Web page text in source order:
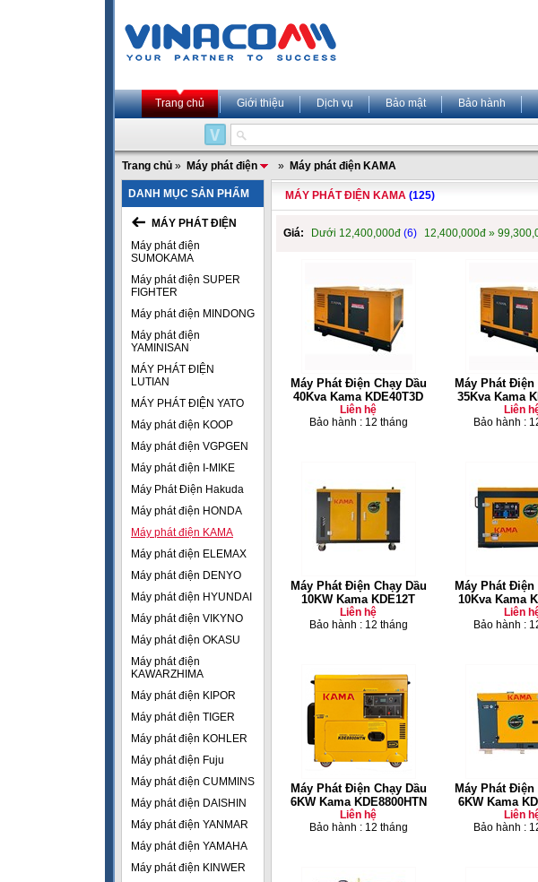
Trang chủ Giới thiệu Dịch vụ Bảo mật Bảo hành
Trang chủ » Máy phát điện » Máy phát điện KAMA
DANH MỤC SẢN PHẨM
MÁY PHÁT ĐIỆN
Máy phát điện
SUMOKAMA
Máy phát điện SUPER
FIGHTER
Máy phát điện MINDONG
Máy phát điện
YAMINISAN
MÁY PHÁT ĐIỆN
LUTIAN
MÁY PHÁT ĐIỆN YATO
Máy phát điện KOOP
Máy phát điện VGPGEN
Máy phát điện I-MIKE
Máy Phát Điện Hakuda
Máy phát điện HONDA
Máy phát điện KAMA
Máy phát điện ELEMAX
Máy phát điện DENYO
Máy phát điện HYUNDAI
Máy phát điện VIKYNO
Máy phát điện OKASU
Máy phát điện
KAWARZHIMA
Máy phát điện KIPOR
Máy phát điện TIGER
Máy phát điện KOHLER
Máy phát điện Fuju
Máy phát điện CUMMINS
Máy phát điện DAISHIN
Máy phát điện YANMAR
Máy phát điện YAMAHA
Máy phát điện KINWER
MÁY PHÁT ĐIỆN KAMA (125)
Giá: Dưới 12,400,000đ (6) 12,400,000đ »
Máy Phát Điện Chạy Dầu
40Kva Kama KDE40T3D
Liên hệ
Bảo hành : 12 tháng
Máy Phát Điện
35Kva Kama
Liên
Bảo hành :
Máy Phát Điện Chạy Dầu
10KW Kama KDE12T
Liên hệ
Bảo hành : 12 tháng
Máy Phát Điện
10Kva Kama
Liên
Bảo hành :
Máy Phát Điện Chạy Dầu
6KW Kama KDE8800HTN
Liên hệ
Bảo hành : 12 tháng
Máy Phát Điện
6KW Kama
Liên
Bảo hành :